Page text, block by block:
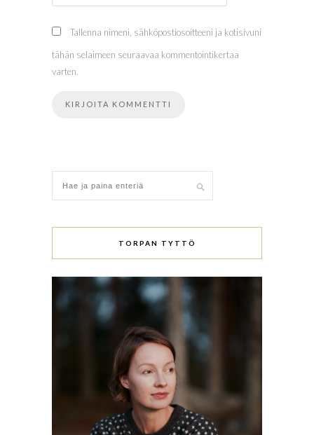
Tallenna nimeni, sähköpostiosoitteeni ja kotisivuni
tähän selaimeen seuraavaa kommentointikertaa
varten.
TORPAN TYTTÖ